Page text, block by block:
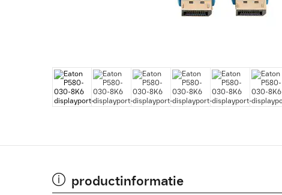
productinformatie